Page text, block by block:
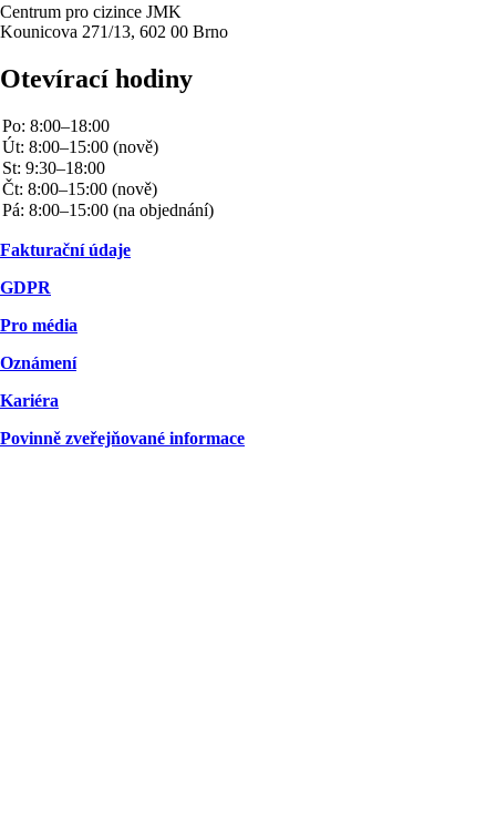
Centrum pro cizince JMK
Kounicova 271/13, 602 00 Brno
Otevírací hodiny
Fakturační údaje
GDPR
Pro média
Oznámení
Kariéra
Povinně zveřejňované informace